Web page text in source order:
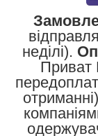
неділі).
Приват